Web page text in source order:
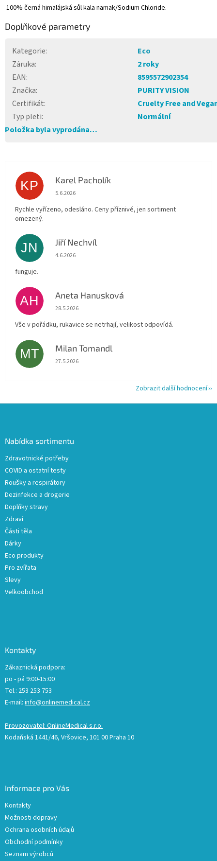
100% černá himalájská sůl kala namak/Sodium Chloride.
Doplňkové parametry
Kategorie:
Eco
Záruka:
2 roky
EAN:
8595572902354
Značka:
PURITY VISION
Certifikát:
Cruelty Free and
Typ pleti:
Normální
Položka byla vyprodána…
KP Karel Pacholík
Hodnocení obchodu je 4 z 5 hvězdiček.
5.6.2026
Rychle vyřízeno, odesláno. Ceny příznivé, jen sortiment
omezený.
JN Jiří Nechvíl
Hodnocení obchodu je 5 z 5 hvězdiček.
4.6.2026
funguje.
AH Aneta Hanusková
Hodnocení obchodu je 5 z 5 hvězdiček.
28.5.2026
Vše v pořádku, rukavice se netrhají, velikost odpovídá.
MT Milan Tomandl
Hodnocení obchodu je 5 z 5 hvězdiček.
27.5.2026
Zobrazit další hodnocení
Nabídka sortimentu
Zdravotnické potřeby
COVID a ostatní testy
Roušky a respirátory
Dezinfekce a drogerie
Doplňky stravy
Zdraví
Části těla
Dárky
Eco produkty
Pro zvířata
Slevy
Velkoobchod
Kontakty
Zákaznická podpora:
po - pá 9:00-15:00
Tel.: 253 253 753
E-mail: info@onlinemedical.cz
Provozovatel: OnlineMedical s.r.o.
Kodaňská 1441/46, Vršovice, 101 00 Praha 10
Informace pro Vás
Kontakty
Možnosti dopravy
Ochrana osobních údajů
Obchodní podmínky
Seznam výrobců